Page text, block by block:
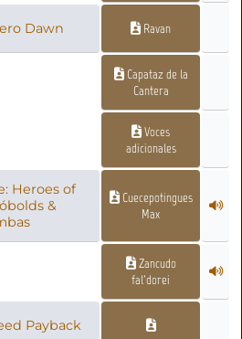
Dawn Ravan
Capataz de la
Cantera
Voces
adicionales
Heroes of
&
Cuecepotingues
Max
Zancudo
fal'dorei
Payback